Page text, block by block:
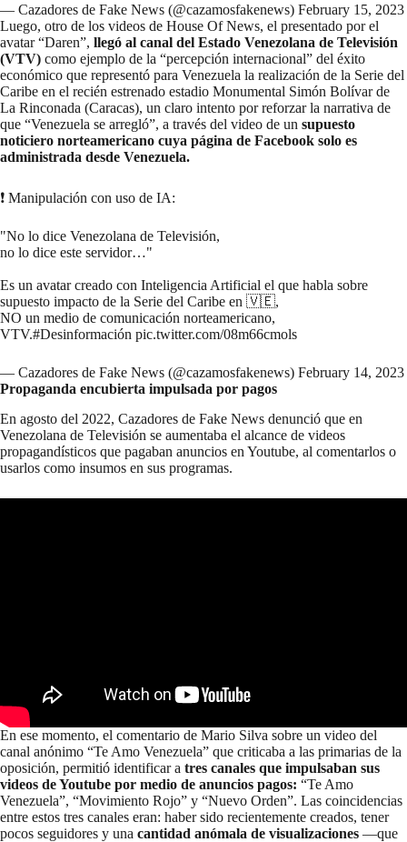
— Cazadores de Fake News (@cazamosfakenews) February 15, 2023
Luego, otro de los videos de House Of News, el presentado por el
avatar “Daren”, llegó al canal del Estado Venezolana de Televisión
(VTV) como ejemplo de la “percepción internacional” del éxito
económico que representó para Venezuela la realización de la Serie del
Caribe en el recién estrenado estadio Monumental Simón Bolívar de
La Rinconada (Caracas), un claro intento por reforzar la narrativa de
que “Venezuela se arregló”, a través del video de un supuesto
noticiero norteamericano cuya página de Facebook solo es
administrada desde Venezuela.
❗ Manipulación con uso de IA:
"No lo dice Venezolana de Televisión,
no lo dice este servidor…"
Es un avatar creado con Inteligencia Artificial el que habla sobre
supuesto impacto de la Serie del Caribe en 🇻🇪,
NO un medio de comunicación norteamericano,
VTV.#Desinformación pic.twitter.com/08m66cmols
— Cazadores de Fake News (@cazamosfakenews) February 14, 2023
Propaganda encubierta impulsada por pagos
En agosto del 2022, Cazadores de Fake News denunció que en
Venezolana de Televisión se aumentaba el alcance de videos
propagandísticos que pagaban anuncios en Youtube, al comentarlos o
usarlos como insumos en sus programas.
En ese momento, el comentario de Mario Silva sobre un video del
canal anónimo “Te Amo Venezuela” que criticaba a las primarias de la
oposición, permitió identificar a tres canales que impulsaban sus
videos de Youtube por medio de anuncios pagos: “Te Amo
Venezuela”, “Movimiento Rojo” y “Nuevo Orden”. Las coincidencias
entre estos tres canales eran: haber sido recientemente creados, tener
pocos seguidores y una cantidad anómala de visualizaciones —que